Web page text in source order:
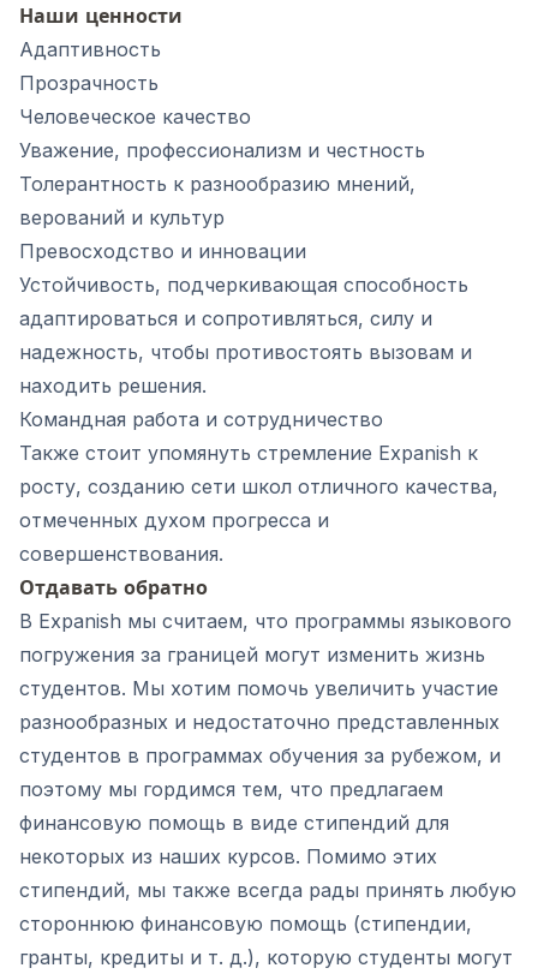
Наши ценности
Адаптивность
Прозрачность
Человеческое качество
Уважение, профессионализм и честность
Толерантность к разнообразию мнений,
верований и культур
Превосходство и инновации
Устойчивость, подчеркивающая способность
адаптироваться и сопротивляться, силу и
надежность, чтобы противостоять вызовам и
находить решения.
Командная работа и сотрудничество
Также стоит упомянуть стремление Expanish к
росту, созданию сети школ отличного качества,
отмеченных духом прогресса и
совершенствования.
Отдавать обратно
В Expanish мы считаем, что программы языкового
погружения за границей могут изменить жизнь
студентов. Мы хотим помочь увеличить участие
разнообразных и недостаточно представленных
студентов в программах обучения за рубежом, и
поэтому мы гордимся тем, что предлагаем
финансовую помощь в виде стипендий для
некоторых из наших курсов. Помимо этих
стипендий, мы также всегда рады принять любую
стороннюю финансовую помощь (стипендии,
гранты, кредиты и т. д.), которую студенты могут